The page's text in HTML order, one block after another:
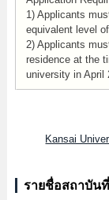
1) Applicants
equivalent level
2) Applicants
residence at the
university in April
Kansai
รายชื่อสถาบัน